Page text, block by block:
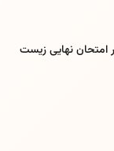
امتحان نهایی زیست